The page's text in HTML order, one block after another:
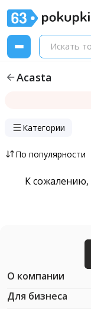
Acasta
Категории
По популярности
К
О компании
Для бизнеса